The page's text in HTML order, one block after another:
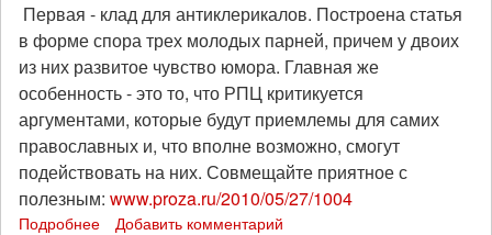
Первая - клад для антиклерикалов. Построена статья
в форме спора трех молодых парней, причем у двоих
из них развитое чувство юмора. Главная же
особенность - это то, что РПЦ критикуется
аргументами, которые будут приемлемы для самих
православных и, что вполне возможно, смогут
подействовать на них. Совмещайте приятное с
полезным: www.proza.ru/2010/05/27/1004
Подробнее Добавить комментарий